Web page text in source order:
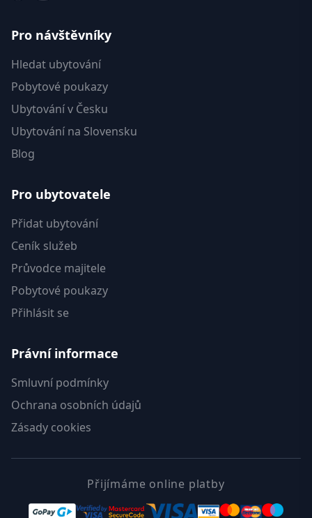
Pro návštěvníky
Hledat ubytování
Pobytové poukazy
Ubytování v Česku
Ubytování na Slovensku
Blog
Pro ubytovatele
Přidat ubytování
Ceník služeb
Průvodce majitele
Pobytové poukazy
Přihlásit se
Právní informace
Smluvní podmínky
Ochrana osobních údajů
Zásady cookies
Přijímáme online platby